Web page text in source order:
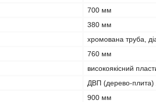
700 мм
380 мм
хромована труба,
760 мм
високоякісний
ДВП (дерево-плита)
900 мм